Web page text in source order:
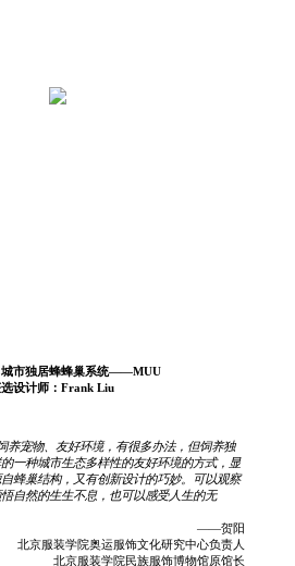
城市独居蜂蜂巢系统——MUU
设计师：Frank Liu
养宠物、友好环境，有很多办法，但饲养独
一种城市生态多样性的友好环境的方式，显
蜂巢结构，又有创新设计的巧妙。可以观察
自然的生生不息，也可以感受人生的无
——贺阳
北京服装学院奥运服饰文化研究中心负责人
北京服装学院民族服饰博物馆原馆长